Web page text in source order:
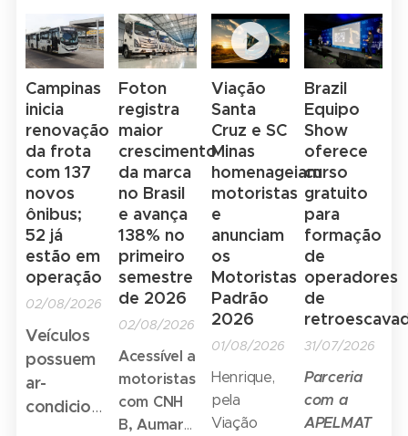
Federal
teria
reconhecido
a validade
do modelo
de
transporte
de
passageiros
via
plataformas
requer
esclarecimento
quanto ao
alcance da
decisão.
– o ônibus
está
presente
em todos
os
momentos
Walter
Barbosa:
"Há 70
anos, o
ônibus
Mercedes-
Benz é o
companheiro
para
todos os
destinos.
Basta
então
destaque
um
estande
dedicado
à
inovação,
ao
relacionamento
e à
apresentação
de
soluções
para o
setor.
Benz O
500 MDA
ganhou a
aprovação
da Rede
Integrada
de
Transporte
(RIT) da
Região
Metropolitana
de Curitiba.
Um total
de 26
unidades,
pelo
concessionário
Savana, já
Campinas
inicia
renovação
da frota
com 137
novos
ônibus;
52 já
estão em
operação
02/08/2026
Veículos
possuem
ar-
condicionado
Foton
registra
maior
crescimento
da marca
no Brasil
e avança
138% no
primeiro
semestre
de 2026
02/08/2026
Acessível a
motoristas
com CNH
B, Aumark
Viação
Santa
Cruz e SC
Minas
homenageiam
motoristas
e
anunciam
os
Motoristas
Padrão
2026
01/08/2026
Henrique,
pela
Viação
Brazil
Equipo
Show
oferece
curso
gratuito
para
formação
de
operadores
de
31/07/2026
Parceria
com a
APELMAT